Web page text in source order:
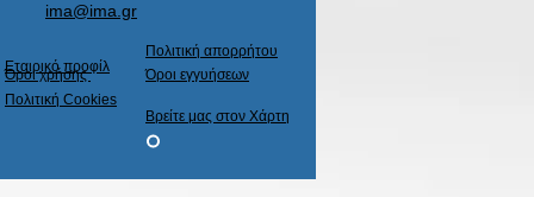
ima@ima.gr
Πολιτική απορρήτου
​Όροι χρήσης
​Όροι εγγυήσεων
Πολιτική Cookies
Εταιρικό προφίλ
Βρείτε μας στον Χάρτη